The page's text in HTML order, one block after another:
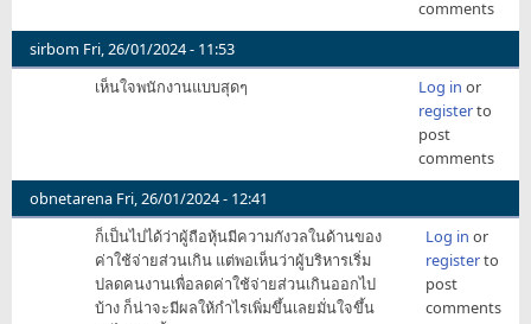
comments
sirbom Fri, 26/01/2024 - 11:53
เห็นใจพนักงานแบบสุดๆ
Log in or
registerto
post
comments
obnetarena Fri, 26/01/2024 - 12:41
ก็เป็นไปได้ว่าผู้ถือหุ้นมีความกังวลในด้านของ
ค่าใช้จ่ายส่วนเกิน แต่พอเห็นว่าผู้บริหารเริ่ม
ปลดคนงานเพื่อลดค่าใช้จ่ายส่วนเกินออกไป
บ้าง ก็น่าจะมีผลให้กำไรเพิ่มขึ้นเลยมั่นใจขึ้น
Log in or
registerto
post
comments